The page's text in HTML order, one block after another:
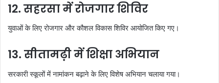
12. सहरसा में रोजगार शिविर
युवाओं के लिए रोजगार और कौशल विकास शिविर आयोजित किए गए।
13. सीतामढ़ी में शिक्षा अभियान
सरकारी स्कूलों में नामांकन बढ़ाने के लिए विशेष अभियान चलाया गया।